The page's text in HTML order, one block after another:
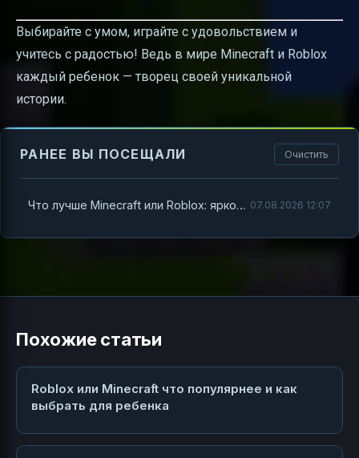
Выбирайте с умом, играйте с удовольствием и
учитесь с радостью! Ведь в мире Minecraft и Roblox
каждый ребенок — творец своей уникальной
истории.
РАНЕЕ ВЫ ПОСЕЩАЛИ Очистить
Что лучше Minecraft или Roblox: яркое сравнение для родителей и детей 07.08.2026 12:07
Похожие статьи
Roblox или Minecraft что популярнее и как
выбрать для ребенка